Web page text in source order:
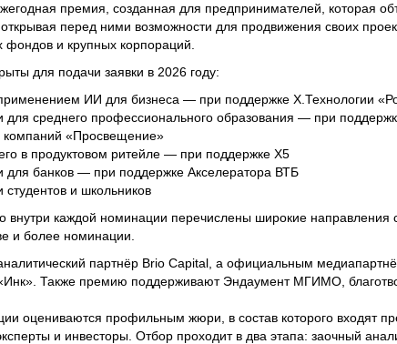
премия, созданная для предпринимателей, которая
перед ними возможности для продвижения своих
и крупных корпораций.
для подачи заявки в 2026 году:
ИИ для бизнеса — при поддержке X.Технологии
для среднего профессионального образования — при
компаний «Просвещение»
в продуктовом ритейле — при поддержке X5
для банков — при поддержке Акселератора ВТБ
студентов и школьников
каждой номинации перечислены широкие направления
и более номинации.
партнёр Brio Capital, а официальным
Также премию поддерживают Эндаумент МГИМО,
оцениваются профильным жюри, в состав которого входят
и инвесторы. Отбор проходит в два этапа: заочный